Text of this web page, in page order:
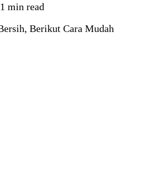
1 min read